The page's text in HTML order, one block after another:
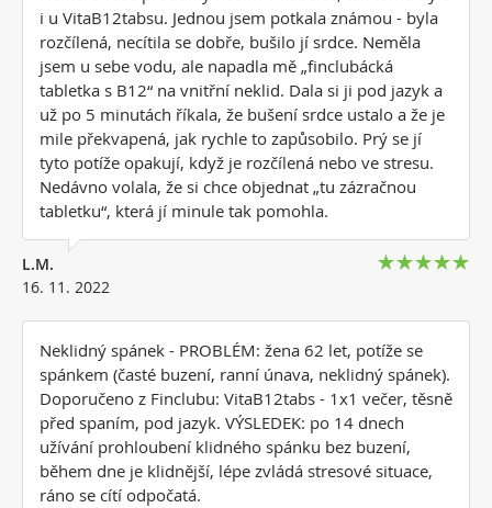
i u VitaB12tabsu. Jednou jsem potkala známou - byla
rozčílená, necítila se dobře, bušilo jí srdce. Neměla
jsem u sebe vodu, ale napadla mě „finclubácká
tabletka s B12“ na vnitřní neklid. Dala si ji pod jazyk a
už po 5 minutách říkala, že bušení srdce ustalo a že je
mile překvapená, jak rychle to zapůsobilo. Prý se jí
tyto potíže opakují, když je rozčílená nebo ve stresu.
Nedávno volala, že si chce objednat „tu zázračnou
tabletku“, která jí minule tak pomohla.
L.M.
16. 11. 2022
Neklidný spánek - PROBLÉM: žena 62 let, potíže se
spánkem (časté buzení, ranní únava, neklidný spánek).
Doporučeno z Finclubu: VitaB12tabs - 1x1 večer, těsně
před spaním, pod jazyk. VÝSLEDEK: po 14 dnech
užívání prohloubení klidného spánku bez buzení,
během dne je klidnější, lépe zvládá stresové situace,
ráno se cítí odpočatá.